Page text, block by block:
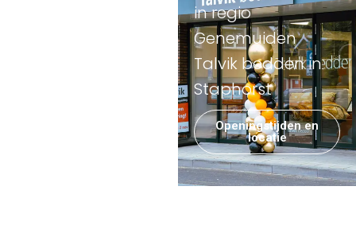
in regio
Genemuiden
Talvik bedden in
Staphorst
Openingstijden en
locatie